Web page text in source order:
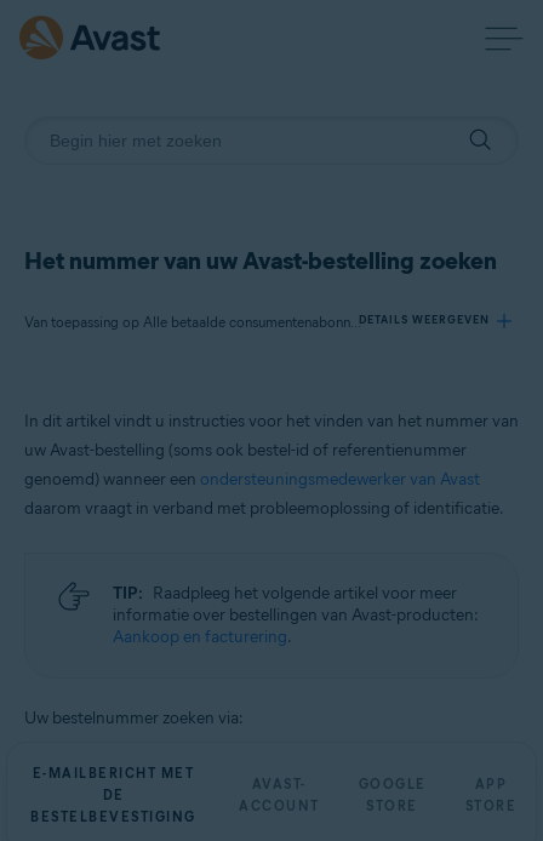
Het nummer van uw Avast-bestelling zoeken
Van toepassing op Alle betaalde consumentenabonnementen van AvastDETAILS WEERGEVEN
Producten:
Alle betaalde consumentenabonnementen van Avast
In dit artikel vindt u instructies voor het vinden van het nummer van
uw Avast-bestelling (soms ook bestel-id of referentienummer
genoemd) wanneer een ondersteuningsmedewerker van Avast
daarom vraagt in verband met probleemoplossing of identificatie.
TIP: Raadpleeg het volgende artikel voor meer
informatie over bestellingen van Avast-producten:
Aankoop en facturering.
Uw bestelnummer zoeken via:
E-MAILBERICHT MET
DE
BESTELBEVESTIGING
AVAST-
ACCOUNT
GOOGLE
STORE
APP
STORE